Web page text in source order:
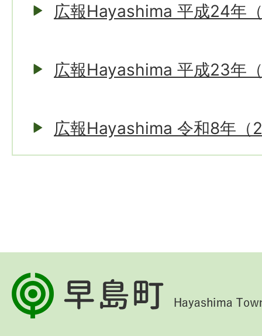
広報Hayashima 平成24年
広報Hayashima 平成23年
広報Hayashima 令和8年（
早
島